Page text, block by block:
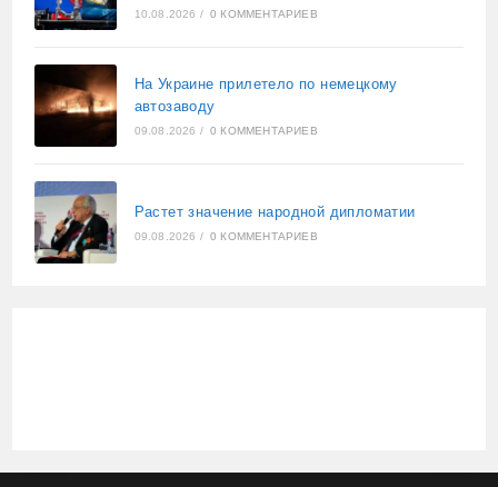
10.08.2026 / 0 КОММЕНТАРИЕВ
На Украине прилетело по немецкому
автозаводу
09.08.2026 / 0 КОММЕНТАРИЕВ
Растет значение народной дипломатии
09.08.2026 / 0 КОММЕНТАРИЕВ